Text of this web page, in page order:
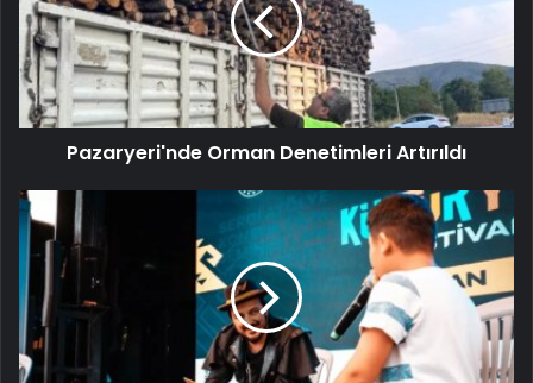
Pazaryeri'nde Orman Denetimleri Artırıldı